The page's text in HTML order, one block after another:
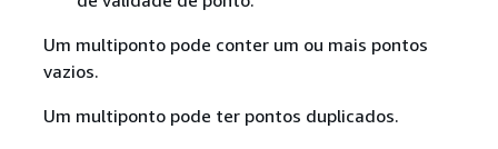
Um multiponto pode conter um ou mais pontos
vazios.
Um multiponto pode ter pontos duplicados.